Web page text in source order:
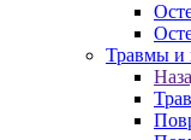
Травмы и